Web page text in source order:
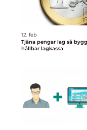
12. feb
Tjäna pengar lag så bygger laget en
hållbar lagkassa